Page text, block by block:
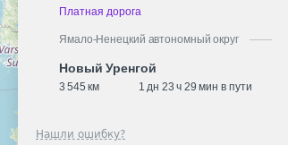
Платная дорога
Ямало-Ненецкий автономный округ
Новый Уренгой
3 545 км 1 дн 23 ч 29 мин в пути
Нашли ошибку?